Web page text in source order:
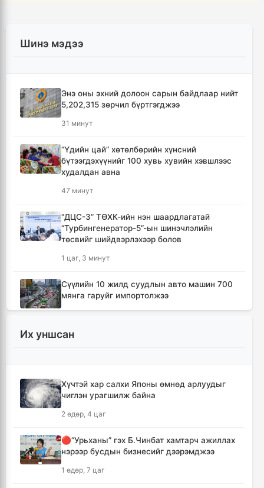
Шинэ мэдээ
Энэ оны эхний долоон сарын байдлаар нийт
5,202,315 зөрчил бүртгэгджээ
31 минут
“Үдийн цай” хөтөлбөрийн хүнсний
бүтээгдэхүүнийг 100 хувь хувийн хэвшлээс
худалдан авна
47 минут
"ДЦС-3” ТӨХК-ийн нэн шаардлагатай
“Турбингенератор-5”-ын шинэчлэлийн
төсвийг шийдвэрлэхээр болов
1 цаг, 3 минут
Сүүлийн 10 жилд суудлын авто машин 700
мянга гаруйг импортолжээ
Монгол Улсын гадаад валютын нөөц анх
Өмнөд Солонгост хэт халууны улмаас амиа
Шатахуун дамлан борлуулсан хоёр
Их уншсан
Хүчтэй хар салхи Японы өмнөд арлуудыг
чиглэн урагшилж байна
2 өдөр, 4 цаг
🔴“Урьханы” гэх Б.Чинбат хамтарч ажиллах
нэрээр бусдын бизнесийг дээрэмджээ
1 өдөр, 7 цаг